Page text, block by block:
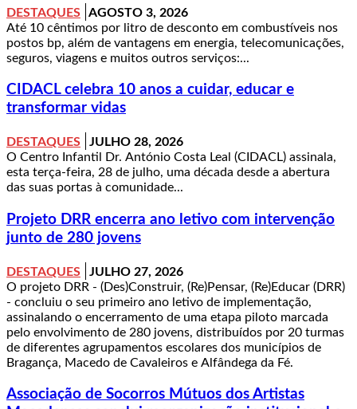
DESTAQUES
AGOSTO 3, 2026
Até 10 cêntimos por litro de desconto em combustíveis nos
postos bp, além de vantagens em energia, telecomunicações,
seguros, viagens e muitos outros serviços:...
CIDACL celebra 10 anos a cuidar, educar e
transformar vidas
DESTAQUES
JULHO 28, 2026
O Centro Infantil Dr. António Costa Leal (CIDACL) assinala,
esta terça-feira, 28 de julho, uma década desde a abertura
das suas portas à comunidade...
Projeto DRR encerra ano letivo com intervenção
junto de 280 jovens
DESTAQUES
JULHO 27, 2026
O projeto DRR - (Des)Construir, (Re)Pensar, (Re)Educar (DRR)
- concluiu o seu primeiro ano letivo de implementação,
assinalando o encerramento de uma etapa piloto marcada
pelo envolvimento de 280 jovens, distribuídos por 20 turmas
de diferentes agrupamentos escolares dos municípios de
Bragança, Macedo de Cavaleiros e Alfândega da Fé.
Associação de Socorros Mútuos dos Artistas